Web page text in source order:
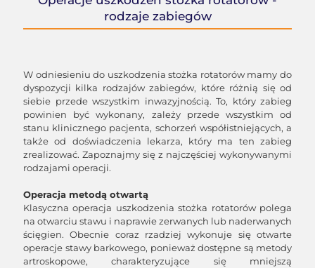
rodzaje zabiegów
W odniesieniu do uszkodzenia stożka rotatorów mamy do
dyspozycji kilka rodzajów zabiegów, które różnią się od
siebie przede wszystkim inwazyjnością. To, który zabieg
powinien być wykonany, zależy przede wszystkim od
stanu klinicznego pacjenta, schorzeń współistniejących, a
także od doświadczenia lekarza, który ma ten zabieg
zrealizować. Zapoznajmy się z najczęściej wykonywanymi
rodzajami operacji.
Operacja metodą otwartą
Klasyczna operacja uszkodzenia stożka rotatorów polega
na otwarciu stawu i naprawie zerwanych lub naderwanych
ścięgien. Obecnie coraz rzadziej wykonuje się otwarte
operacje stawy barkowego, ponieważ dostępne są metody
artroskopowe, charakteryzujące się mniejszą